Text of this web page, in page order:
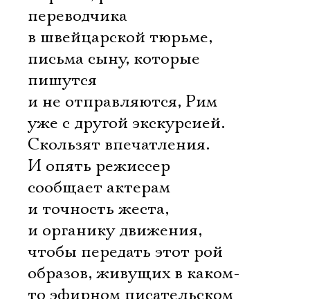
переводчика
в швейцарской тюрьме,
письма сыну, которые
пишутся
и не отправляются, Рим
уже с другой экскурсией.
Скользят впечатления.
И опять режиссер
сообщает актерам
и точность жеста,
и органику движения,
чтобы передать этот рой
образов, живущих в каком-
то эфирном писательском